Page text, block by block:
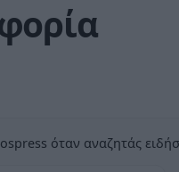
όταν αναζητάς